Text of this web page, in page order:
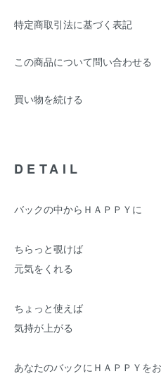
特定商取引法に基づく表記
この商品について問い合わせる
買い物を続ける
DETAIL
バックの中からＨＡＰＰＹに
ちらっと覗けば
元気をくれる
ちょっと使えば
気持が上がる
あなたのバックにＨＡＰＰＹを